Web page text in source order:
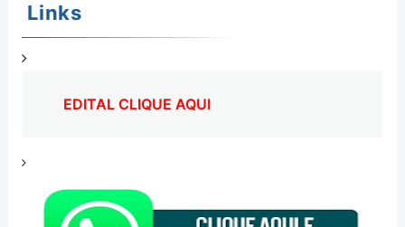
Links
EDITAL CLIQUE AQUI